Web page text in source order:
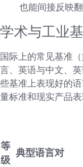
也能间接反映翻
学术与工业
国际上的常见基准
言、英语与中文、
些基准上表现好的
量标准和现实产品表
等
级
典型语言对